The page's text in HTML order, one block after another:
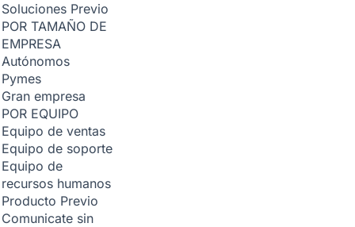
Soluciones Previo
POR TAMAÑO DE
EMPRESA
Autónomos
Pymes
Gran empresa
POR EQUIPO
Equipo de ventas
Equipo de soporte
Equipo de
recursos humanos
Producto Previo
Comunicate sin